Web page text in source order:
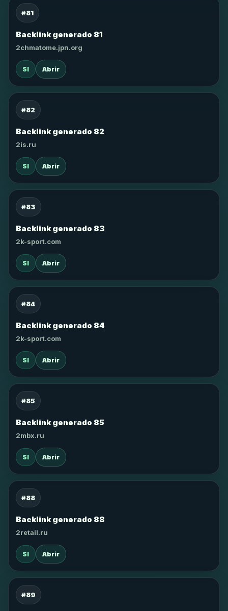
#81
Backlink generado 81
2chmatome.jpn.org
SI Abrir
#82
Backlink generado 82
2is.ru
SI Abrir
#83
Backlink generado 83
2k-sport.com
SI Abrir
#84
Backlink generado 84
2k-sport.com
SI Abrir
#85
Backlink generado 85
2mbx.ru
SI Abrir
#88
Backlink generado 88
2retail.ru
SI Abrir
#89